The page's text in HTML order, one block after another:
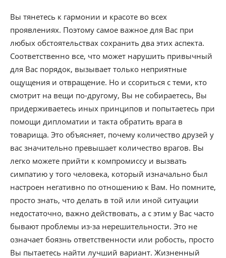
Вы тянетесь к гармонии и красоте во всех
проявлениях. Поэтому самое важное для Вас при
любых обстоятельствах сохранить два этих аспекта.
Соответственно все, что может нарушить привычный
для Вас порядок, вызывает только неприятные
ощущения и отвращение. Но и ссориться с теми, кто
смотрит на вещи по-другому, Вы не собираетесь, Вы
придерживаетесь иных принципов и попытаетесь при
помощи дипломатии и такта обратить врага в
товарища. Это объясняет, почему количество друзей у
вас значительно превышает количество врагов. Вы
легко можете прийти к компромиссу и вызвать
симпатию у того человека, который изначально был
настроен негативно по отношению к Вам. Но помните,
просто знать, что делать в той или иной ситуации
недостаточно, важно действовать, а с этим у Вас часто
бывают проблемы из-за нерешительности. Это не
означает боязнь ответственности или робость, просто
Вы пытаетесь найти лучший вариант. Жизненный